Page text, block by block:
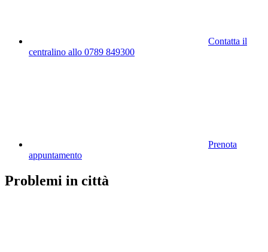
Contatta il
centralino allo 0789 849300
Prenota
appuntamento
Problemi in città